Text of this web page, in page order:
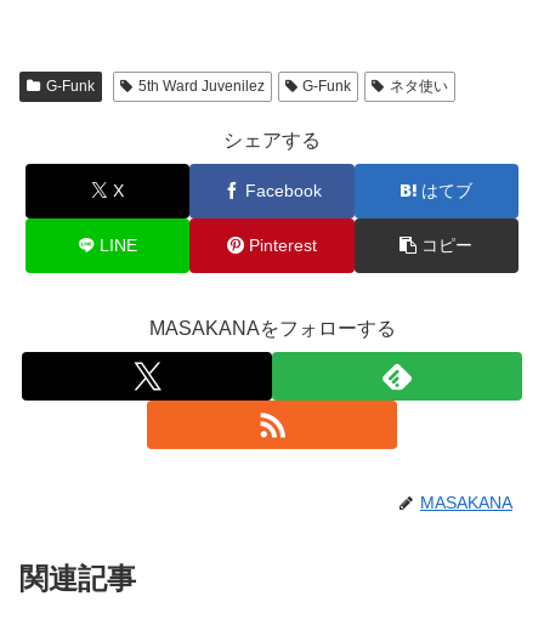
G-Funk 5th Ward Juvenilez G-Funk ネタ使い
シェアする
X Facebook はてブ
LINE Pinterest コピー
MASAKANAをフォローする
MASAKANA
関連記事